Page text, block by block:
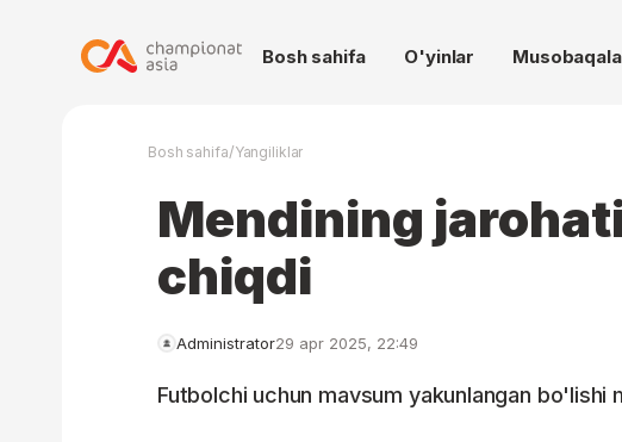
Bosh sahifa O'yinlar
Bosh sahifa/Yangiliklar
Mendining
chiqdi
Administrator29 apr 2025, 22:49
Futbolchi uchun mavsum yakunlangan bo'lishi